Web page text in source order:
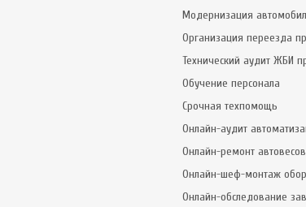
Модернизация
Организация переезда
Технический аудит ЖБИ
Обучение персонала
Срочная техпомощь
Онлайн-аудит
Онлайн-ремонт автовесов
Онлайн-шеф-монтаж
Онлайн-обследование